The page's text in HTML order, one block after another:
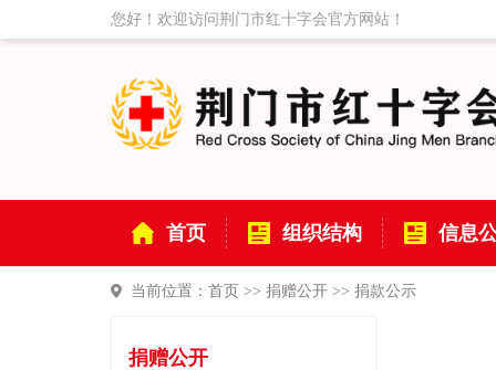
您好！欢迎访问荆门市红十字会官方网站！
首页 组织结构 信息
当前位置： 首页 >> 捐赠公开 >> 捐款公示
捐赠公开